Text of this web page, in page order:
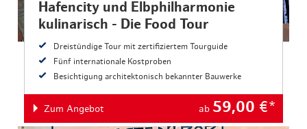
Hafencity und Elbphilharmonie
kulinarisch - Die Food Tour
Dreistündige Tour mit zertifiziertem Tourguide
Fünf internationale Kostproben
Besichtigung architektonisch bekannter Bauwerke
Zum Angebot ab 59,00 €*